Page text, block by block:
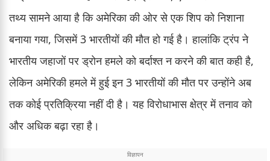
तथ्य सामने आया है कि अमेरिका की ओर से एक शिप को निशाना
बनाया गया, जिसमें 3 भारतीयों की मौत हो गई है। हालांकि ट्रंप ने
भारतीय जहाजों पर ड्रोन हमले को बर्दाश्त न करने की बात कही है,
लेकिन अमेरिकी हमले में हुई इन 3 भारतीयों की मौत पर उन्होंने अब
तक कोई प्रतिक्रिया नहीं दी है। यह विरोधाभास क्षेत्र में तनाव को
और अधिक बढ़ा रहा है।